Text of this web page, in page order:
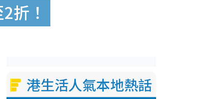
折！
港生活人氣本地熱話